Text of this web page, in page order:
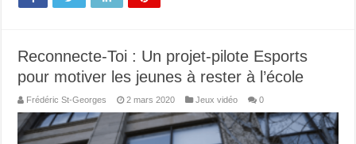
Reconnecte-Toi : Un projet-pilote Esports
pour motiver les jeunes à rester à l’école
Frédéric St-Georges 2 mars 2020 Jeux vidéo 0